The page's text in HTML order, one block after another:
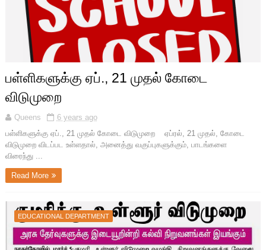
பள்ளிகளுக்கு ஏப்., 21 முதல் கோடை
விடுமுறை
Queens
6 years ago
பள்ளிகளுக்கு ஏப்., 21 முதல் கோடை விடுமுறை ஏப்ரல், 21 முதல், கோடை
விடுமுறை விடப்பட உள்ளதால், அனைத்து வகுப்புகளுக்கும், பாடங்களை
விரைந்து ...
Read More
EDUCATIONAL DEPARTMENT